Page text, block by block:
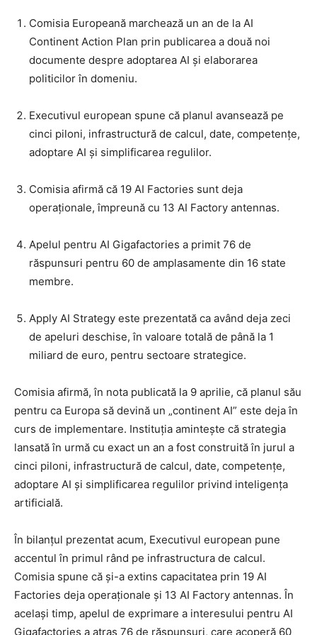
Comisia Europeană marchează un an de la AI
Continent Action Plan prin publicarea a două noi
documente despre adoptarea AI și elaborarea
politicilor în domeniu.
Executivul european spune că planul avansează pe
cinci piloni, infrastructură de calcul, date, competențe,
adoptare AI și simplificarea regulilor.
Comisia afirmă că 19 AI Factories sunt deja
operaționale, împreună cu 13 AI Factory antennas.
Apelul pentru AI Gigafactories a primit 76 de
răspunsuri pentru 60 de amplasamente din 16 state
membre.
Apply AI Strategy este prezentată ca având deja zeci
de apeluri deschise, în valoare totală de până la 1
miliard de euro, pentru sectoare strategice.
Comisia afirmă, în nota publicată la 9 aprilie, că planul său
pentru ca Europa să devină un „continent AI” este deja în
curs de implementare. Instituția amintește că strategia
lansată în urmă cu exact un an a fost construită în jurul a
cinci piloni, infrastructură de calcul, date, competențe,
adoptare AI și simplificarea regulilor privind inteligența
artificială.
În bilanțul prezentat acum, Executivul european pune
accentul în primul rând pe infrastructura de calcul.
Comisia spune că și-a extins capacitatea prin 19 AI
Factories deja operaționale și 13 AI Factory antennas. În
același timp, apelul de exprimare a interesului pentru AI
Gigafactories a atras 76 de răspunsuri, care acoperă 60